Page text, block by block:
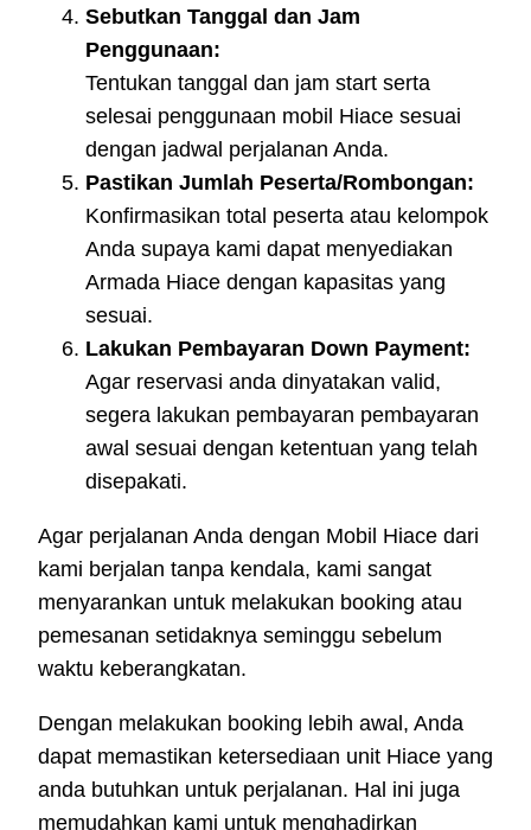
Sebutkan Tanggal dan Jam
Penggunaan:
Tentukan tanggal dan jam start serta
selesai penggunaan mobil Hiace sesuai
dengan jadwal perjalanan Anda.
Pastikan Jumlah Peserta/Rombongan:
Konfirmasikan total peserta atau kelompok
Anda supaya kami dapat menyediakan
Armada Hiace dengan kapasitas yang
sesuai.
Lakukan Pembayaran Down Payment:
Agar reservasi anda dinyatakan valid,
segera lakukan pembayaran pembayaran
awal sesuai dengan ketentuan yang telah
disepakati.
Agar perjalanan Anda dengan Mobil Hiace dari
kami berjalan tanpa kendala, kami sangat
menyarankan untuk melakukan booking atau
pemesanan setidaknya seminggu sebelum
waktu keberangkatan.
Dengan melakukan booking lebih awal, Anda
dapat memastikan ketersediaan unit Hiace yang
anda butuhkan untuk perjalanan. Hal ini juga
memudahkan kami untuk menghadirkan